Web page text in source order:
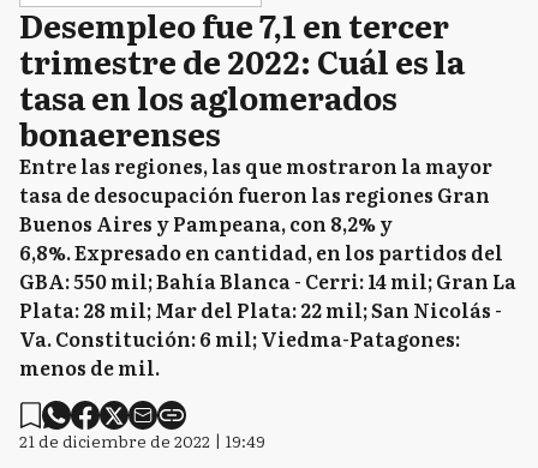
Desempleo fue 7,1 en tercer
trimestre de 2022: Cuál es la
tasa en los aglomerados
bonaerenses
Entre las regiones, las que mostraron la mayor
tasa de desocupación fueron las regiones Gran
Buenos Aires y Pampeana, con 8,2% y
6,8%. Expresado en cantidad, en los partidos del
GBA: 550 mil; Bahía Blanca - Cerri: 14 mil; Gran La
Plata: 28 mil; Mar del Plata: 22 mil; San Nicolás -
Va. Constitución: 6 mil; Viedma-Patagones:
menos de mil.
21 de diciembre de 2022 | 19:49